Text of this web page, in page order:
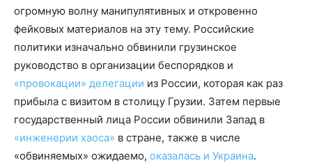
огромную волну манипулятивных и откровенно
фейковых материалов на эту тему. Российские
политики изначально обвинили грузинское
руководство в организации беспорядков и
«провокации» делегации из России, которая как раз
прибыла с визитом в столицу Грузии. Затем первые
государственный лица России обвинили Запад в
«инженерии хаоса» в стране, также в числе
«обвиняемых» ожидаемо, оказалась и Украина.